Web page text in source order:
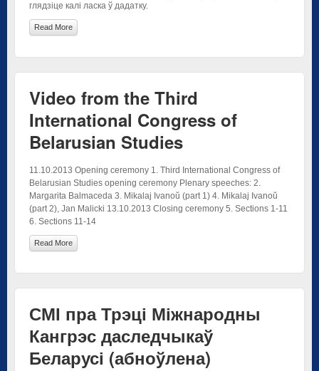
глядзіце калі ласка ў дадатку.
Read More
Video from the Third
International Congress of
Belarusian Studies
11.10.2013 Opening ceremony 1. Third International Congress of
Belarusian Studies opening ceremony Plenary speeches: 2.
Margarita Balmaceda 3. Mikalaj Ivanoŭ (part 1) 4. Mikalaj Ivanoŭ
(part 2), Jan Malicki 13.10.2013 Closing ceremony 5. Sections 1-11
6. Sections 11-14
Read More
СМІ пра Трэці Міжнародны
Кангрэс даследчыкаў
Беларусі (абноўлена)